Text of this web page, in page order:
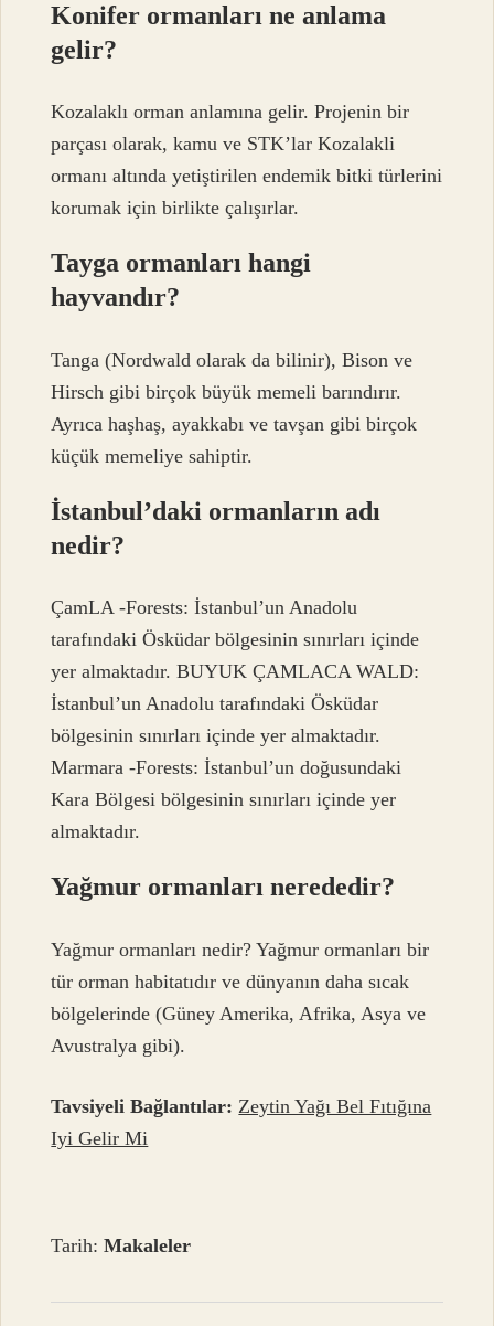
Konifer ormanları ne anlama
gelir?
Kozalaklı orman anlamına gelir. Projenin bir
parçası olarak, kamu ve STK’lar Kozalakli
ormanı altında yetiştirilen endemik bitki türlerini
korumak için birlikte çalışırlar.
Tayga ormanları hangi
hayvandır?
Tanga (Nordwald olarak da bilinir), Bison ve
Hirsch gibi birçok büyük memeli barındırır.
Ayrıca haşhaş, ayakkabı ve tavşan gibi birçok
küçük memeliye sahiptir.
İstanbul’daki ormanların adı
nedir?
ÇamLA -Forests: İstanbul’un Anadolu
tarafındaki Ösküdar bölgesinin sınırları içinde
yer almaktadır. BUYUK ÇAMLACA WALD:
İstanbul’un Anadolu tarafındaki Ösküdar
bölgesinin sınırları içinde yer almaktadır.
Marmara -Forests: İstanbul’un doğusundaki
Kara Bölgesi bölgesinin sınırları içinde yer
almaktadır.
Yağmur ormanları nerededir?
Yağmur ormanları nedir? Yağmur ormanları bir
tür orman habitatıdır ve dünyanın daha sıcak
bölgelerinde (Güney Amerika, Afrika, Asya ve
Avustralya gibi).
Tavsiyeli Bağlantılar: Zeytin Yağı Bel Fıtığına
Iyi Gelir Mi
Tarih:Makaleler